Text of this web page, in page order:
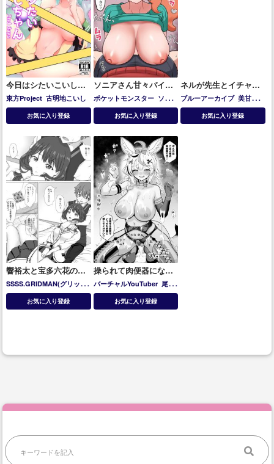
今日はシたいこいしち
ゃん 2nd days
東方Project 古明地こいし
お気に入り登録
ソニアさん甘々パイズ
リ10枚
ポケットモンスター ソニ
ア
お気に入り登録
ネルが先生とイチャラ
ブ子作りセックスする!!
ブルーアーカイブ 美甘ネ
ル
お気に入り登録
響裕太と宝多六花の裕
六
SSSS.GRIDMAN(グリッド
マン) 宝多六花
お気に入り登録
操られて肉便器になっ
た尾丸ポルカ♡
バーチャルYouTuber 尾丸
ポルカ
お気に入り登録